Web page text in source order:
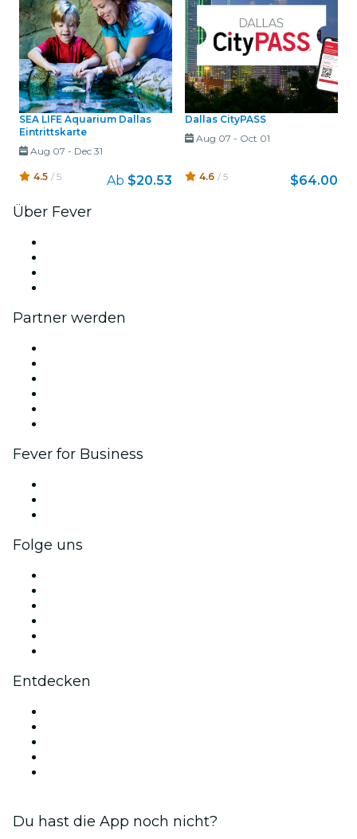
SEA LIFE Aquarium Dallas
Eintrittskarte
Aug 07 - Dec 31
4.5 / 5 Ab $20.53
Dallas CityPASS
Aug 07 - Oct 01
4.6 / 5 $64.00
Über Fever
Partner werden
Fever for Business
Folge uns
Entdecken
Du hast die App noch nicht?